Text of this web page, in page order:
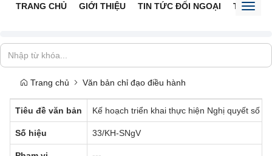
TRANG CHỦ GIỚI THIỆU TIN TỨC ĐỐI NGOẠI THÔNG
Trang chủ Văn bản chỉ đạo điều hành
Tiêu đề văn bản Kế hoạch triển khai thực hiện Nghị quyết số
Số hiệu 33/KH-SNgV